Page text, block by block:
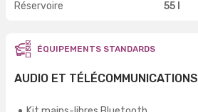
Réservoire 55 l
ÉQUIPEMENTS STANDARDS
AUDIO ET TÉLÉCOMMUNICATIONS